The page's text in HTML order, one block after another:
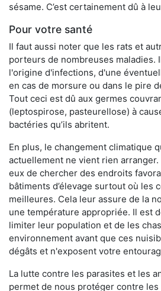
sésame. C’est certainement dû à
Pour votre santé
Il faut aussi noter que les rats et
porteurs de nombreuses maladies.
l'origine d'infections, d'une
en cas de morsure ou dans le pire
Tout ceci est dû aux germes
(leptospirose, pasteurellose) à
bactéries qu’ils abritent.
En plus, le changement climatique
actuellement ne vient rien arranger.
eux de chercher des endroits
bâtiments d’élevage surtout où les
meilleures. Cela leur assure de la
une température appropriée. Il est
limiter leur population et de les
environnement avant que ces
dégâts et n'exposent votre
La lutte contre les parasites et les
permet de nous protéger contre